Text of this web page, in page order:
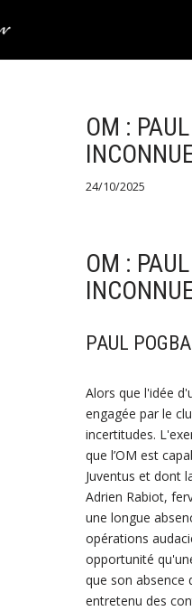
OM :
24/10/2025
OM :
PAUL
Alors que l'idée
engagée par le
incertitudes.
que l’OM est
Juventus et dont
Adrien Rabiot,
une longue
opérations
opportunité
que son absence
entretenu des